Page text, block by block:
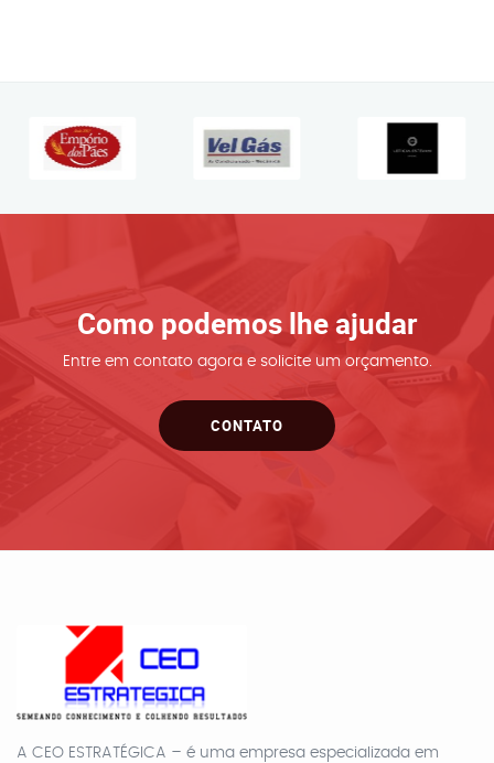
Como podemos lhe ajudar
Entre em contato agora e solicite um orçamento.
CONTATO
A CEO ESTRATÉGICA – é uma empresa especializada em